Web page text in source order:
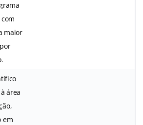
maior
área
em